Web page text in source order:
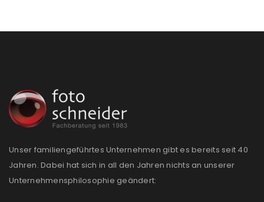
PASSWORT VERGESSEN?
E-Mail-Adresse
Ein Link zum Erstellen eines neuen Passworts wird an
Unser familiengeführtes Unternehmen gibt es bereits seit 40
Jahren. Dabei hat sich in all den Jahren nichts an unserer
Unternehmensphilosophie geändert: